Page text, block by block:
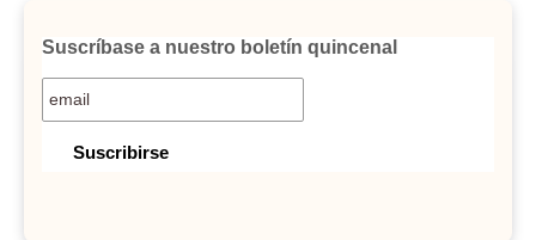
Suscríbase a nuestro boletín quincenal